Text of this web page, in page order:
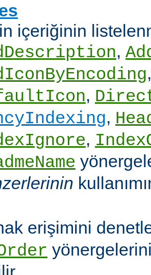
içeriğinin
,
,
,
,
erişimini